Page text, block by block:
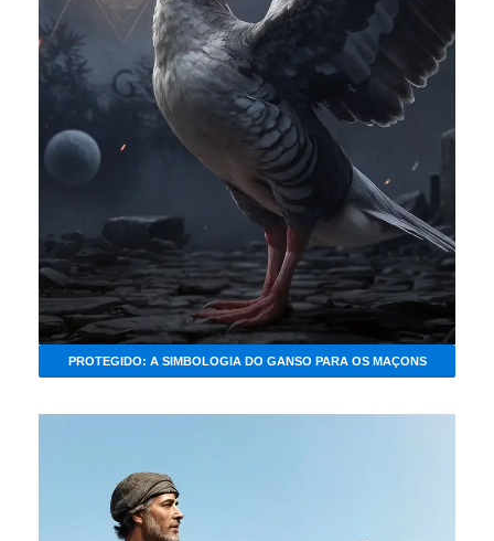
PROTEGIDO: A SIMBOLOGIA DO GANSO PARA OS MAÇONS